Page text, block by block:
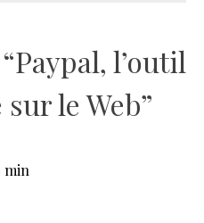
Paypal, l’outil
le Web”
min